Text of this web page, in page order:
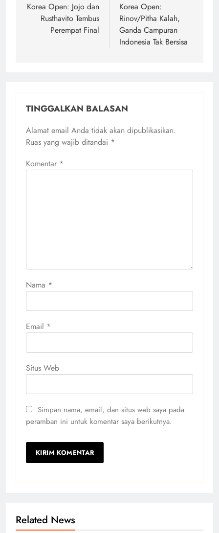
pos
Korea Open: Jojo dan
Rusthavito Tembus
Perempat Final
Korea Open:
Rinov/Pitha Kalah,
Ganda Campuran
Indonesia Tak Bersisa
TINGGALKAN BALASAN
Alamat email Anda tidak akan dipublikasikan.
Ruas yang wajib ditandai *
Komentar *
Nama *
Email *
Situs Web
Simpan nama, email, dan situs web saya pada
peramban ini untuk komentar saya berikutnya.
Related News